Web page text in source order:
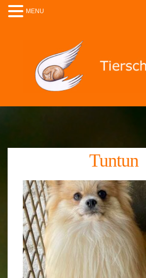
Tuntun
MENU